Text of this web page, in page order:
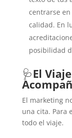
centrarse
calidad. En
posibilidad
🩺El
El marketing
una cita. Para
todo el viaje.